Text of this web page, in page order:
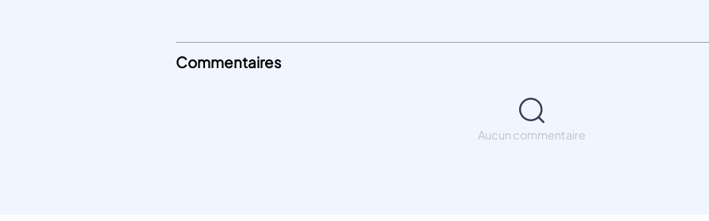
Commentaires
Aucun commentaire